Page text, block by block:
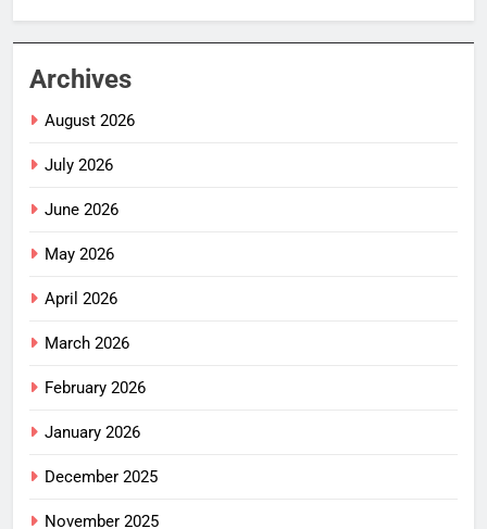
Archives
August 2026
July 2026
June 2026
May 2026
April 2026
March 2026
February 2026
January 2026
December 2025
November 2025